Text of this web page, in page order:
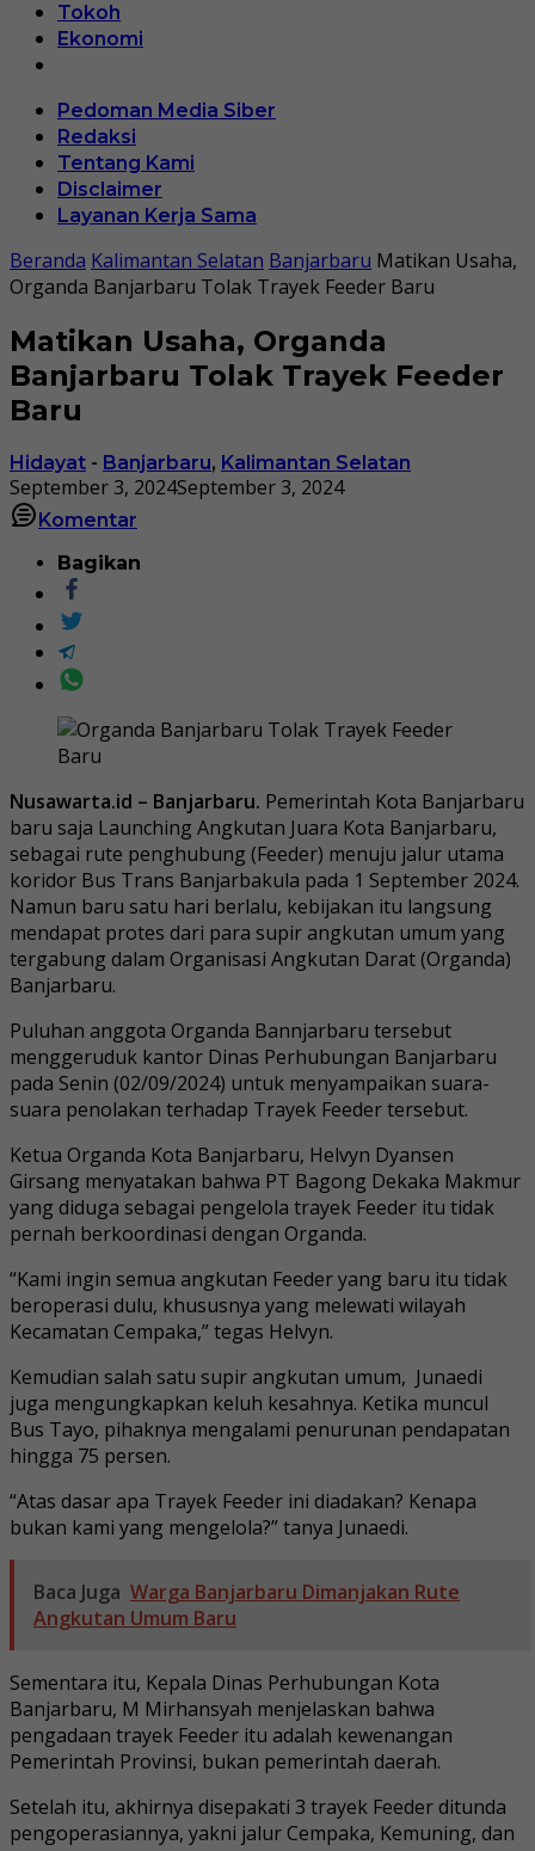
Tokoh
Ekonomi
Pedoman Media Siber
Redaksi
Tentang Kami
Disclaimer
Layanan Kerja Sama
Beranda Kalimantan Selatan Banjarbaru Matikan Usaha,
Organda Banjarbaru Tolak Trayek Feeder Baru
Matikan Usaha, Organda
Banjarbaru Tolak Trayek Feeder
Baru
Hidayat - Banjarbaru, Kalimantan Selatan
September 3, 2024September 3, 2024
Komentar
Bagikan
Nusawarta.id – Banjarbaru. Pemerintah Kota Banjarbaru
baru saja Launching Angkutan Juara Kota Banjarbaru,
sebagai rute penghubung (Feeder) menuju jalur utama
koridor Bus Trans Banjarbakula pada 1 September 2024.
Namun baru satu hari berlalu, kebijakan itu langsung
mendapat protes dari para supir angkutan umum yang
tergabung dalam Organisasi Angkutan Darat (Organda)
Banjarbaru.
Puluhan anggota Organda Bannjarbaru tersebut
menggeruduk kantor Dinas Perhubungan Banjarbaru
pada Senin (02/09/2024) untuk menyampaikan suara-
suara penolakan terhadap Trayek Feeder tersebut.
Ketua Organda Kota Banjarbaru, Helvyn Dyansen
Girsang menyatakan bahwa PT Bagong Dekaka Makmur
yang diduga sebagai pengelola trayek Feeder itu tidak
pernah berkoordinasi dengan Organda.
“Kami ingin semua angkutan Feeder yang baru itu tidak
beroperasi dulu, khususnya yang melewati wilayah
Kecamatan Cempaka,” tegas Helvyn.
Kemudian salah satu supir angkutan umum, Junaedi
juga mengungkapkan keluh kesahnya. Ketika muncul
Bus Tayo, pihaknya mengalami penurunan pendapatan
hingga 75 persen.
“Atas dasar apa Trayek Feeder ini diadakan? Kenapa
bukan kami yang mengelola?” tanya Junaedi.
Baca Juga Warga Banjarbaru Dimanjakan Rute
Angkutan Umum Baru
Sementara itu, Kepala Dinas Perhubungan Kota
Banjarbaru, M Mirhansyah menjelaskan bahwa
pengadaan trayek Feeder itu adalah kewenangan
Pemerintah Provinsi, bukan pemerintah daerah.
Setelah itu, akhirnya disepakati 3 trayek Feeder ditunda
pengoperasiannya, yakni jalur Cempaka, Kemuning, dan